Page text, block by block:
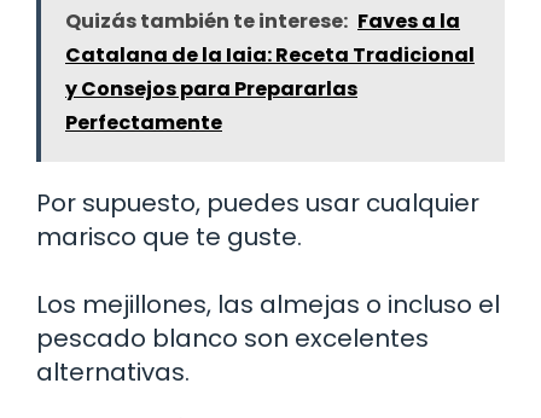
Quizás también te interese: Faves a la
Catalana de la Iaia: Receta Tradicional
y Consejos para Prepararlas
Perfectamente
Por supuesto, puedes usar cualquier
marisco que te guste.
Los mejillones, las almejas o incluso el
pescado blanco son excelentes
alternativas.